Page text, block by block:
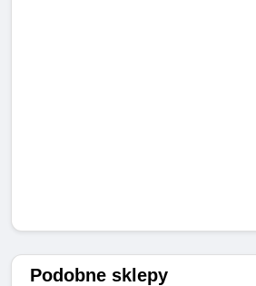
Podobne sklepy